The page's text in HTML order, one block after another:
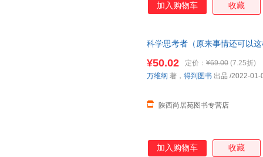
加入购物车 收藏
科学思考者（原来事情还可以
¥50.02 定价： ¥69.00 (7.25折)
陕西尚居苑图书专营店
万维纲 著， 得到图书 出品 /2022-01-
加入购物车 收藏